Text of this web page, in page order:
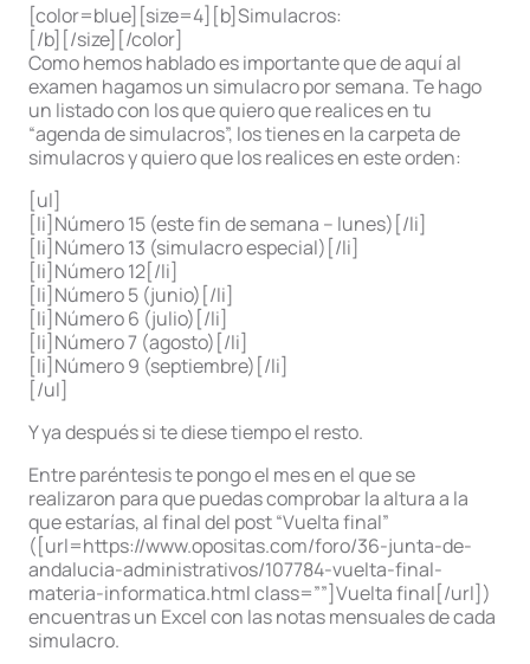
[color=blue][size=4][b]Simulacros:
[/b][/size][/color]
Como hemos hablado es importante que de aquí al
examen hagamos un simulacro por semana. Te hago
un listado con los que quiero que realices en tu
“agenda de simulacros”, los tienes en la carpeta de
simulacros y quiero que los realices en este orden:
[ul]
[li]Número 15 (este fin de semana – lunes)[/li]
[li]Número 13 (simulacro especial)[/li]
[li]Número 12[/li]
[li]Número 5 (junio)[/li]
[li]Número 6 (julio)[/li]
[li]Número 7 (agosto)[/li]
[li]Número 9 (septiembre)[/li]
[/ul]
Y ya después si te diese tiempo el resto.
Entre paréntesis te pongo el mes en el que se
realizaron para que puedas comprobar la altura a la
que estarías, al final del post “Vuelta final”
([url=https://www.opositas.com/foro/36-junta-de-
andalucia-administrativos/107784-vuelta-final-
materia-informatica.html class=””]Vuelta final[/url])
encuentras un Excel con las notas mensuales de cada
simulacro.